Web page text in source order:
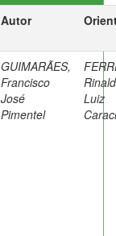
Autor
GUIMARÃES,
Francisco
José
Pimentel
Luiz